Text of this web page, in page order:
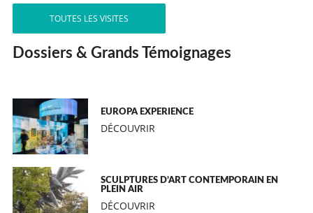
TOUTES LES VISITES
Dossiers & Grands Témoignages
EUROPA EXPERIENCE
DÉCOUVRIR
SCULPTURES D’ART CONTEMPORAIN EN
PLEIN AIR
DÉCOUVRIR